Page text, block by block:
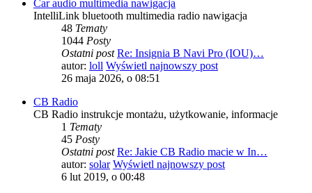
Car audio multimedia nawigacja
IntelliLink bluetooth multimedia radio nawigacja
48 Tematy
1044 Posty
Ostatni post Re: Insignia B Navi Pro (IOU)…
autor: loll Wyświetl najnowszy post
26 maja 2026, o 08:51
CB Radio
CB Radio instrukcje montażu, użytkowanie, informacje
1 Tematy
45 Posty
Ostatni post Re: Jakie CB Radio macie w In…
autor: solar Wyświetl najnowszy post
6 lut 2019, o 00:48